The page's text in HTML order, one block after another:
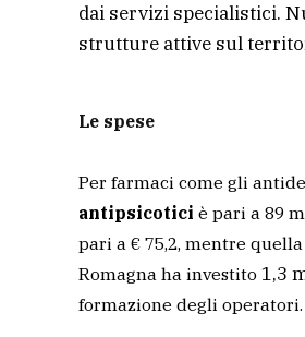
dai servizi specialistici.
strutture attive sul
Le spese
Per farmaci come gli
antipsicotici è pari a 89
pari a € 75,2, mentre
Romagna ha investito 1,3
formazione degli operatori.